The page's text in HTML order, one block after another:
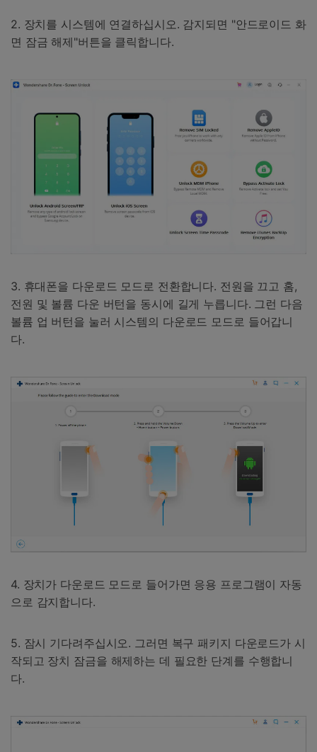
2. 장치를 시스템에 연결하십시오. 감지되면 "안드로이드 화
면 잠금 해제"버튼을 클릭합니다.
3. 휴대폰을 다운로드 모드로 전환합니다. 전원을 끄고 홈,
전원 및 볼륨 다운 버턴을 동시에 길게 누릅니다. 그런 다음
볼륨 업 버턴을 눌러 시스템의 다운로드 모드로 들어갑니
다.
4. 장치가 다운로드 모드로 들어가면 응용 프로그램이 자동
으로 감지합니다.
5. 잠시 기다려주십시오. 그러면 복구 패키지 다운로드가 시
작되고 장치 잠금을 해제하는 데 필요한 단계를 수행합니
다.